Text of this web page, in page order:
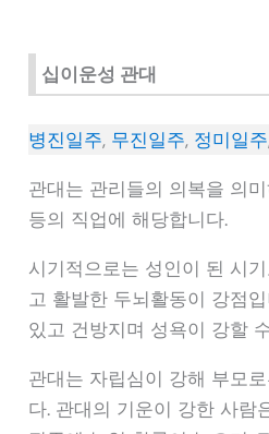
십이운성 관대
병진일주, 무진일주, 정미일주
관대는 관리들의 의복을 의
등의 직업에 해당합니다.
시기적으로는 성인이 된 시
고 활발한 두뇌활동이 강점
있고 건방지며 성욕이 강할
관대는 자립심이 강해 부모
다. 관대의 기운이 강한 사람